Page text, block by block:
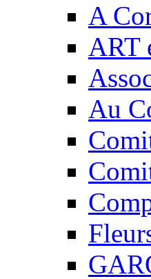
A
ART
Au